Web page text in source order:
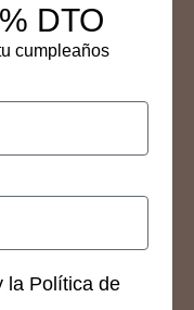
DTO
cumpleaños
la Política de